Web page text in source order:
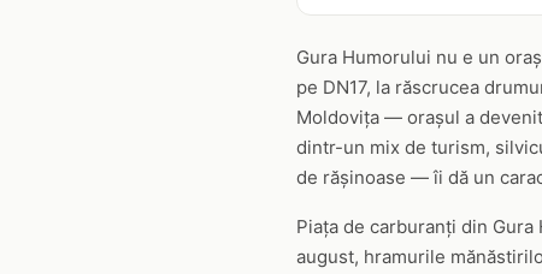
Gura Humorului nu e un
pe DN17, la răscrucea
Moldovița — orașul a
dintr-un mix de turism,
de rășinoase — îi dă un
Piața de carburanți din
august, hramurile